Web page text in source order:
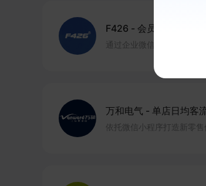
F426 - 会员成交占比70%
通过企业微信+小程序会员
万和电气 - 单店日均客
依托微信小程序打造新零